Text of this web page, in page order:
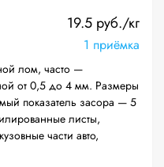
19.5 руб./кг
1 приёмка
лом, часто —
от 0,5 до 4 мм. Размеры
показатель засора — 5
листы,
части авто,